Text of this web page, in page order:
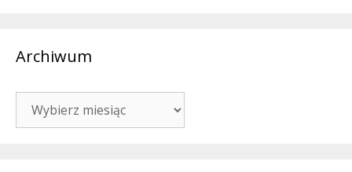
Archiwum